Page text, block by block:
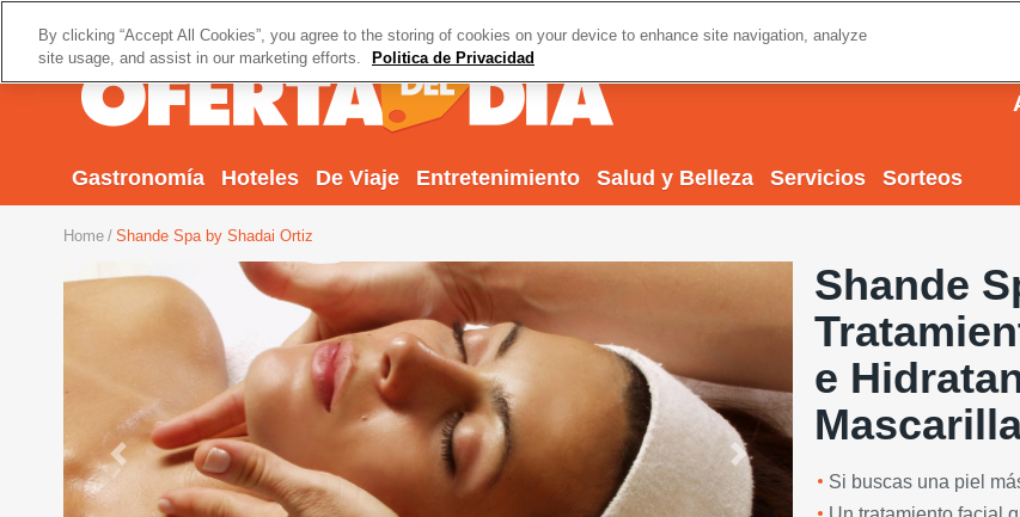
Gastronomía Hoteles De Viaje Entretenimiento Salud y Belleza Servicios Sorteos
Home Shande Spa by Shadai Ortiz
Previous Next
Shande
e
Si buscas una piel
By clicking “Accept All Cookies”, you agree to the storing of cookies on your device to enhance site navigation, analyze
site usage, and assist in our marketing efforts.
Politica de Privacidad